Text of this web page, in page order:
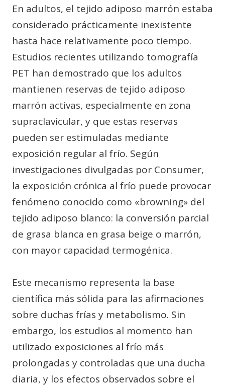
En adultos, el tejido adiposo marrón estaba
considerado prácticamente inexistente
hasta hace relativamente poco tiempo.
Estudios recientes utilizando tomografía
PET han demostrado que los adultos
mantienen reservas de tejido adiposo
marrón activas, especialmente en zona
supraclavicular, y que estas reservas
pueden ser estimuladas mediante
exposición regular al frío. Según
investigaciones divulgadas por Consumer,
la exposición crónica al frío puede provocar
fenómeno conocido como «browning» del
tejido adiposo blanco: la conversión parcial
de grasa blanca en grasa beige o marrón,
con mayor capacidad termogénica.
Este mecanismo representa la base
científica más sólida para las afirmaciones
sobre duchas frías y metabolismo. Sin
embargo, los estudios al momento han
utilizado exposiciones al frío más
prolongadas y controladas que una ducha
diaria, y los efectos observados sobre el